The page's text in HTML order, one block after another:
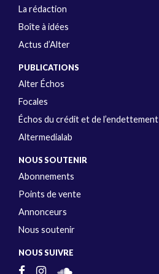
La rédaction
Boîte à idées
Actus d’Alter
PUBLICATIONS
Alter Échos
Focales
Échos du crédit et de l’endettement
Altermedialab
NOUS SOUTENIR
Abonnements
Points de vente
Annonceurs
Nous soutenir
NOUS SUIVRE